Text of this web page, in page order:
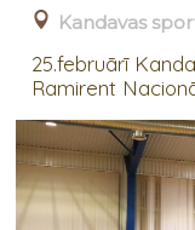
Kandavas
25.februārī
Ramirent